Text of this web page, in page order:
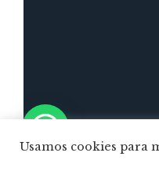
Usamos cookies para